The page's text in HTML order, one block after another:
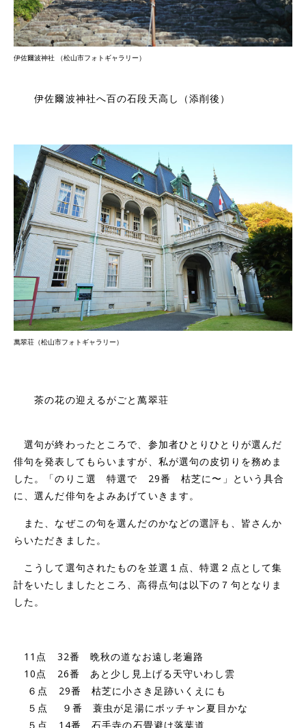
伊佐爾波神社 （松山市フォトギャラリー）
伊佐爾波神社へ百の石段天高し（添削後）
萬翠荘（松山市フォトギャラリー）
茶の花の迎えるがごと萬翠荘
選句が終わったところで、参加者ひとりひとりが選んだ
俳句を発表してもらいますが、私が選句の皮切りを務めま
した。「のりこ選 特選で 29番 枯芝に〜」という具合
に、選んだ俳句をよみあげていきます。
また、なぜこの句を選んだのかなどの選評も、皆さんか
らいただきました。
こうして選句されたものを並選１点、特選２点として集
計をいたしましたところ、高得点句は以下の７句となりま
した。
11点 32番 晩秋の道なお遠し老遍路
10点 26番 あと少し見上げる天守いわし雲
６点 29番 枯芝に小さき足跡いくえにも
５点 ９番 蓑虫が足湯にボッチャン夏目かな
５点 14番 石手寺の石畳避け落葉道